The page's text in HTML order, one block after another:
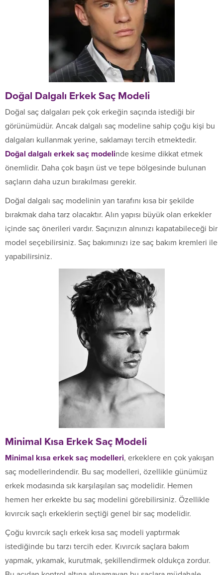
Doğal Dalgalı Erkek Saç Modeli
Doğal saç dalgaları pek çok erkeğin saçında istediği bir
görünümüdür. Ancak dalgalı saç modeline sahip çoğu kişi bu
dalgaları kullanmak yerine, saklamayı tercih etmektedir.
Doğal dalgalı erkek saç modelinde kesime dikkat etmek
önemlidir. Daha çok başın üst ve tepe bölgesinde bulunan
saçların daha uzun bırakılması gerekir.
Doğal dalgalı saç modelinin yan tarafını kısa bir şekilde
bırakmak daha tarz olacaktır. Alın yapısı büyük olan erkekler
içinde saç önerileri vardır. Saçınızın alnınızı kapatabileceği bir
model seçebilirsiniz. Saç bakımınızı ize saç bakım kremleri ile
yapabilirsiniz.
Minimal Kısa Erkek Saç Modeli
Minimal kısa erkek saç modelleri, erkeklere en çok yakışan
saç modellerindendir. Bu saç modelleri, özellikle günümüz
erkek modasında sık karşılaşılan saç modelidir. Hemen
hemen her erkekte bu saç modelini görebilirsiniz. Özellikle
kıvırcık saçlı erkeklerin seçtiği genel bir saç modelidir.
Çoğu kıvırcık saçlı erkek kısa saç modeli yaptırmak
istediğinde bu tarzı tercih eder. Kıvırcık saçlara bakım
yapmak, yıkamak, kurutmak, şekillendirmek oldukça zordur.